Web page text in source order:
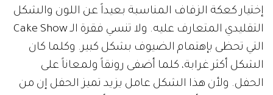
إختيار كعكة الزفاف المناسبة بعيداً عن اللون والشكل
التقليدي المتعارف عليه. ولا تنسي فقرة الـ Cake Show
التي تحظى بإهتمام الضيوف بشكل كبير. وكلما كان
الشكل أكثر غرابة، كلما أضفى رونقاً ولمعاناً على
الحفل. ولأن هذا الشكل عامل يزيد تميز الحفل إن من